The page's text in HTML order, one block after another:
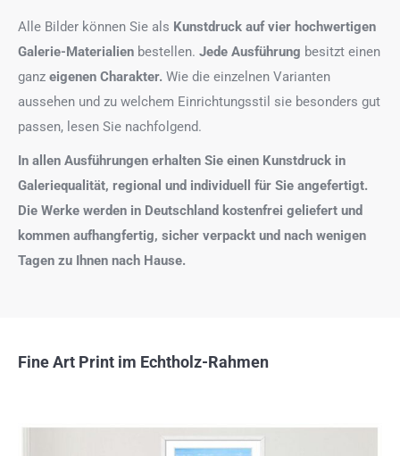
Alle Bilder können Sie als Kunstdruck auf vier hochwertigen
Galerie-Materialien bestellen. Jede Ausführung besitzt einen
ganz eigenen Charakter. Wie die einzelnen Varianten
aussehen und zu welchem Einrichtungsstil sie besonders gut
passen, lesen Sie nachfolgend.
In allen Ausführungen erhalten Sie einen Kunstdruck in
Galeriequalität, regional und individuell für Sie angefertigt.
Die Werke werden in Deutschland kostenfrei geliefert und
kommen aufhangfertig, sicher verpackt und nach wenigen
Tagen zu Ihnen nach Hause.
Fine Art Print im Echtholz-Rahmen